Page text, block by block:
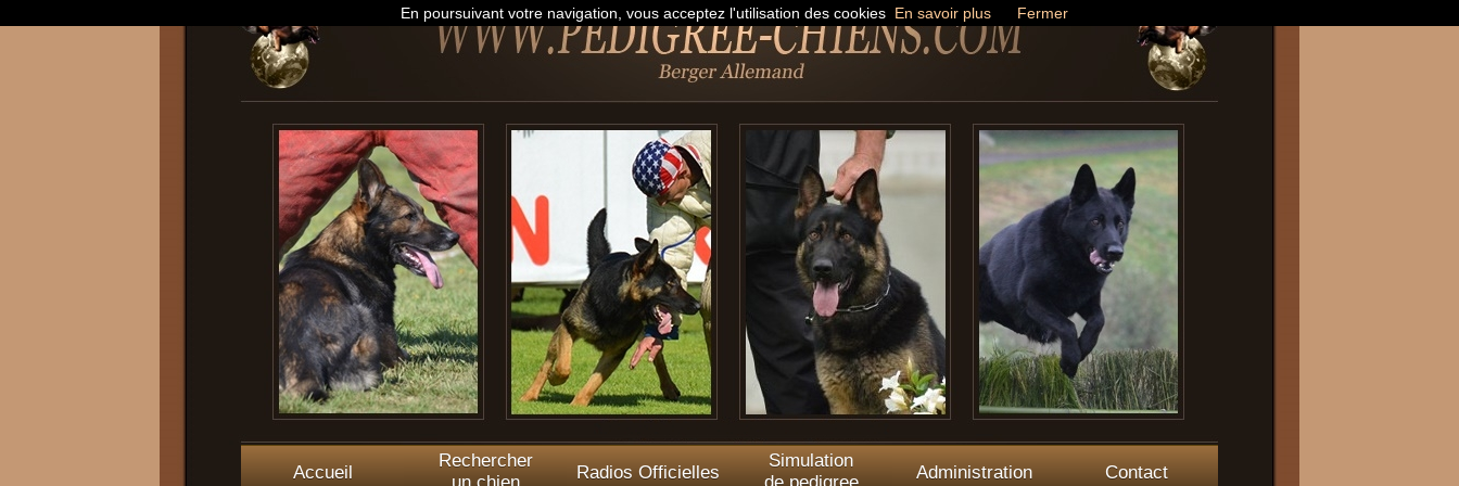
Accueil
Rechercher
Radios Officielles
Simulation
Administration Contact
En poursuivant votre navigation, vous acceptez l'utilisation des cookies En savoir plus Fermer